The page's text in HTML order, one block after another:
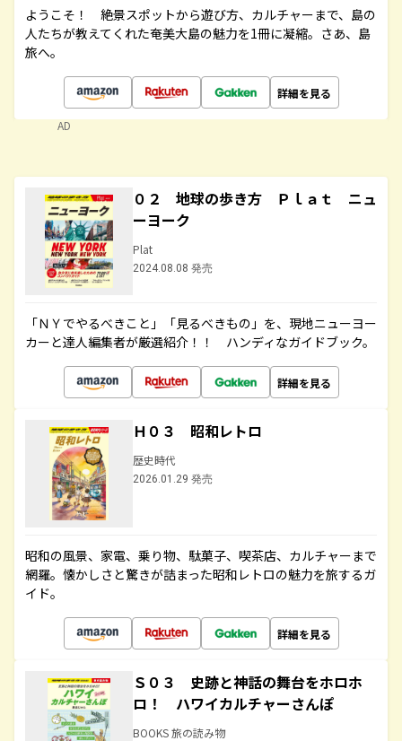
ようこそ！ 絶景スポットから遊び方、カルチャーまで、島の
人たちが教えてくれた奄美大島の魅力を1冊に凝縮。さあ、島
旅へ。
詳細を見る
AD
０２ 地球の歩き方 Ｐｌａｔ ニュ
ーヨーク
Plat
2024.08.08 発売
「ＮＹでやるべきこと」「見るべきもの」を、現地ニューヨー
カーと達人編集者が厳選紹介！！ ハンディなガイドブック。
詳細を見る
Ｈ０３ 昭和レトロ
歴史時代
2026.01.29 発売
昭和の風景、家電、乗り物、駄菓子、喫茶店、カルチャーまで
網羅。懐かしさと驚きが詰まった昭和レトロの魅力を旅するガ
イド。
詳細を見る
Ｓ０３ 史跡と神話の舞台をホロホ
ロ！ ハワイカルチャーさんぽ
BOOKS 旅の読み物